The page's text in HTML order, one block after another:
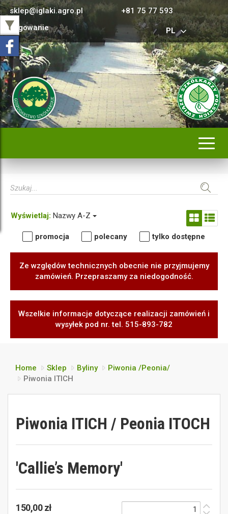
sklep@iglaki.agro.pl
+81 75 77 593
Logowanie
PL
Wyświetlaj: Nazwy A-Z
promocja polecany tylko dostępne
Ze względów technicznych obecnie nie przyjmujemy
zamówień. Przepraszamy za niedogodność.
Wszelkie informacje dotyczące realizacji zamówień i
wysyłek pod nr. tel. 515-893-782
Home Sklep Byliny
Piwonia /Peonia/
Piwonia ITICH
Piwonia ITICH / Peonia ITOCH
'Callie’s Memory'
150,00 zł